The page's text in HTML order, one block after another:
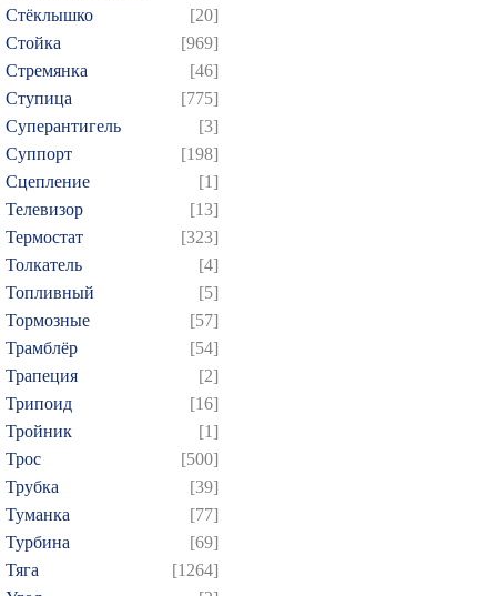
Стёклышко
[20]
Стойка
[969]
Стремянка
[46]
Ступица
[775]
Суперантигель
[3]
Суппорт
[198]
Сцепление
[1]
Телевизор
[13]
Термостат
[323]
Толкатель
[4]
Топливный
[5]
Тормозные
[57]
Трамблёр
[54]
Трапеция
[2]
Трипоид
[16]
Тройник
[1]
Трос
[500]
Трубка
[39]
Туманка
[77]
Турбина
[69]
Тяга
[1264]